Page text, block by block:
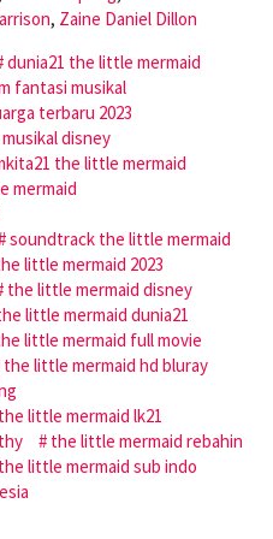
, Zaine Daniel Dillon
dunia21 the little mermaid
fantasi musikal
terbaru 2023
disney
the little mermaid
mermaid
soundtrack the little mermaid
little mermaid 2023
the little mermaid disney
little mermaid dunia21
little mermaid full movie
the little mermaid hd bluray
the little mermaid lk21
the little mermaid rebahin
the little mermaid sub indo